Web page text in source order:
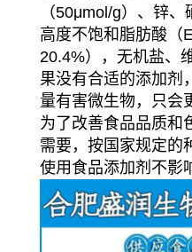
（50μmol/g）、锌
高度不饱和脂肪酸（
20.4%），无机盐、
果没有合适的添加剂
量有害微生物，只会
为了改善食品品质和
需要，按国家规定的
使用食品添加剂不影